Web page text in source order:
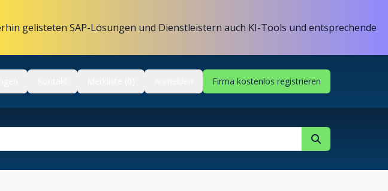
gelisteten SAP-Lösungen und Dienstleistern auch KI-Tools und entsprechende
Firma kostenlos registrieren